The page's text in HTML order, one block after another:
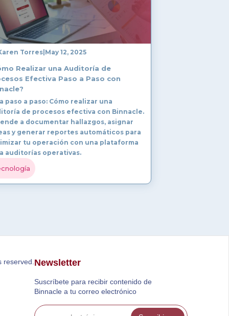
Torres| May 12, 2025
Realizar una Auditoría de
Efectiva Paso a Paso con
paso a paso: Cómo realizar una
de procesos efectiva con Binnacle.
a documentar hallazgos, asignar
y generar reportes automáticos para
tu operación con una plataforma
auditorías operativas.
reserved.Newsletter
Suscríbete para recibir contenido de
Binnacle a tu correo electrónico